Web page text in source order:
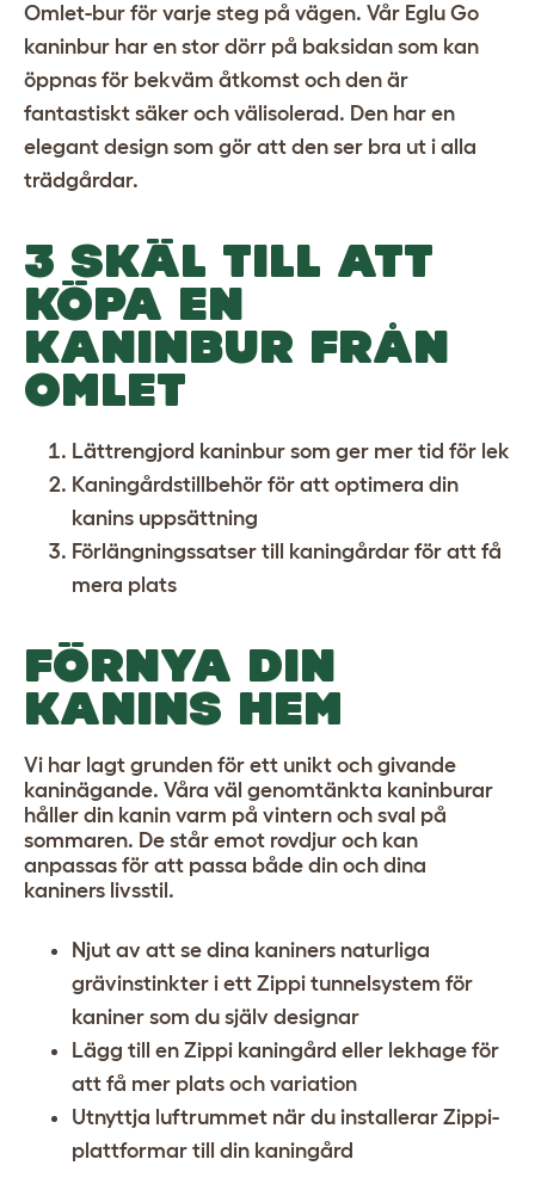
Omlet-bur för varje steg på vägen. Vår Eglu Go
kaninbur har en stor dörr på baksidan som kan
öppnas för bekväm åtkomst och den är
fantastiskt säker och välisolerad. Den har en
elegant design som gör att den ser bra ut i alla
trädgårdar.
3 SKÄL TILL ATT
KÖPA EN
KANINBUR FRÅN
OMLET
Lättrengjord kaninbur som ger mer tid för lek
Kaningårdstillbehör för att optimera din
kanins uppsättning
Förlängningssatser till kaningårdar för att få
mera plats
FÖRNYA DIN
KANINS HEM
Vi har lagt grunden för ett unikt och givande
kaninägande. Våra väl genomtänkta kaninburar
håller din kanin varm på vintern och sval på
sommaren. De står emot rovdjur och kan
anpassas för att passa både din och dina
kaniners livsstil.
Njut av att se dina kaniners naturliga
grävinstinkter i ett Zippi tunnelsystem för
kaniner som du själv designar
Lägg till en Zippi kaningård eller lekhage för
att få mer plats och variation
Utnyttja luftrummet när du installerar Zippi-
plattformar till din kaningård